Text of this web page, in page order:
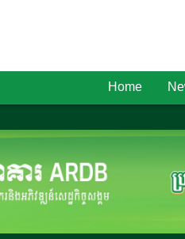
Home